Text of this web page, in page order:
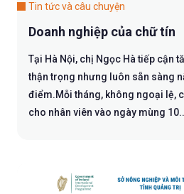
Tin tức và câu chuyện
Doanh nghiệp của chữ tín
Tại Hà Nội, chị Ngọc Hà tiếp cận
thận trọng nhưng luôn sẵn sàng
điểm.Mỗi tháng, không ngoại lệ,
cho nhân viên vào ngày mùng